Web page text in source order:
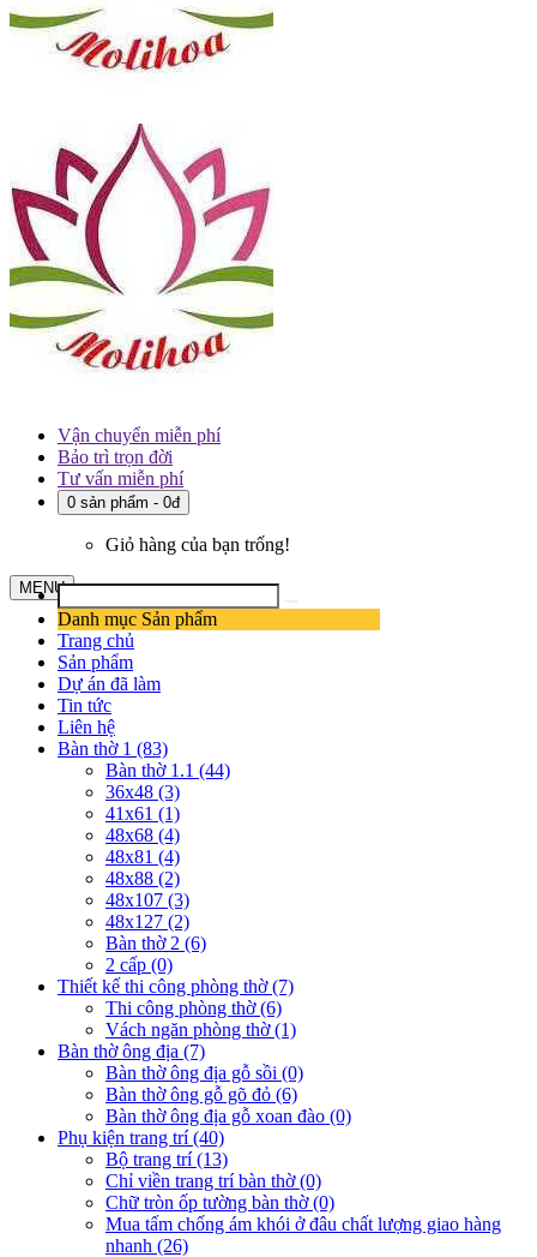
Vận chuyển miễn phí
Bảo trì trọn đời
Tư vấn miễn phí
0 sản phẩm - 0đ
Giỏ hàng của bạn trống!
MENU
Danh mục Sản phẩm
Trang chủ
Sản phẩm
Dự án đã làm
Tin tức
Liên hệ
Bàn thờ 1 (83)
Bàn thờ 1.1 (44)
36x48 (3)
41x61 (1)
48x68 (4)
48x81 (4)
48x88 (2)
48x107 (3)
48x127 (2)
Bàn thờ 2 (6)
2 cấp (0)
Thiết kế thi công phòng thờ (7)
Thi công phòng thờ (6)
Vách ngăn phòng thờ (1)
Bàn thờ ông địa (7)
Bàn thờ ông địa gỗ sồi (0)
Bàn thờ ông gỗ gõ đỏ (6)
Bàn thờ ông địa gỗ xoan đào (0)
Phụ kiện trang trí (40)
Bộ trang trí (13)
Chỉ viền trang trí bàn thờ (0)
Chữ tròn ốp tường bàn thờ (0)
Mua tấm chống ám khói ở đâu chất lượng giao hàng
nhanh (26)